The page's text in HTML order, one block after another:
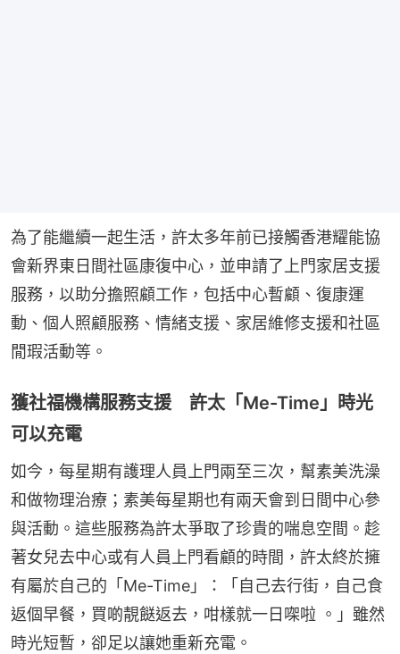
為了能繼續一起生活，許太多年前已接觸香港耀能協
會新界東日間社區康復中心，並申請了上門家居支援
服務，以助分擔照顧工作，包括中心暫顧、復康運
動、個人照顧服務、情緒支援、家居維修支援和社區
閒瑕活動等。
獲社福機構服務支援 許太「Me-Time」時光
可以充電
如今，每星期有護理人員上門兩至三次，幫素美洗澡
和做物理治療；素美每星期也有兩天會到日間中心參
與活動。這些服務為許太爭取了珍貴的喘息空間。趁
著女兒去中心或有人員上門看顧的時間，許太終於擁
有屬於自己的「Me-Time」：「自己去行街，自己食
返個早餐，買啲靚餸返去，咁樣就一日㗎啦 。」雖然
時光短暫，卻足以讓她重新充電。